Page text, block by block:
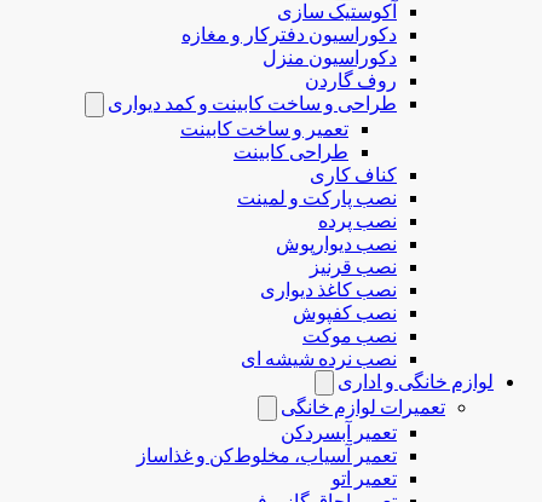
آکوستیک سازی
دکوراسیون دفترکار و مغازه
دکوراسیون منزل
روف گاردن
طراحی و ساخت کابینت و کمد دیواری
تعمیر و ساخت کابینت
طراحی کابینت
کناف کاری
نصب پارکت و لمینت
نصب پرده
نصب دیوارپوش
نصب قرنیز
نصب کاغذ دیواری
نصب کفپوش
نصب موکت
نصب نرده شیشه ای
لوازم خانگی و اداری
تعمیرات لوازم خانگی
تعمیر آبسردکن
تعمیر آسیاب، مخلوط‌کن و غذاساز
تعمیر اتو